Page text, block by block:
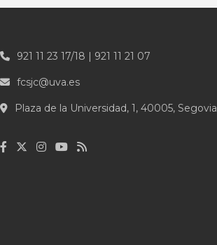
921 11 23 17/18 | 921 11 21 07
fcsjc@uva.es
Plaza de la Universidad, 1, 40005, Segovia